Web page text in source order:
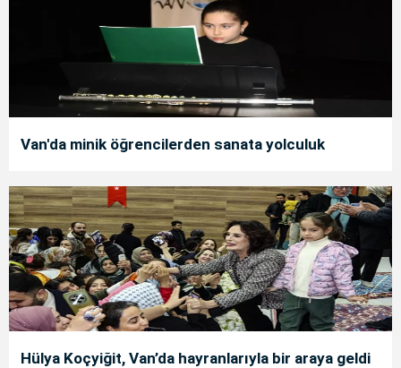
Van'da minik öğrencilerden sanata yolculuk
Hülya Koçyiğit, Van’da hayranlarıyla bir araya geldi